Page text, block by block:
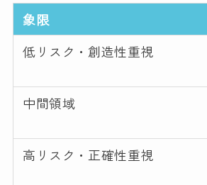
象限
低リスク・創造性重視
中間領域
高リスク・正確性重視